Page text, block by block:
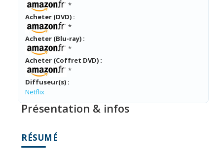
*
Acheter (DVD) :
*
Acheter (Blu-ray) :
*
Acheter (Coffret DVD) :
*
Diffuseur(s) :
Netflix
Présentation & infos
RÉSUMÉ